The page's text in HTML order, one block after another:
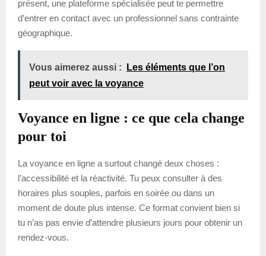
présent, une plateforme spécialisée peut te permettre
d’entrer en contact avec un professionnel sans contrainte
géographique.
Vous aimerez aussi :
Les éléments que l’on
peut voir avec la voyance
Voyance en ligne : ce que cela change
pour toi
La voyance en ligne a surtout changé deux choses :
l’accessibilité et la réactivité. Tu peux consulter à des
horaires plus souples, parfois en soirée ou dans un
moment de doute plus intense. Ce format convient bien si
tu n’as pas envie d’attendre plusieurs jours pour obtenir un
rendez-vous.